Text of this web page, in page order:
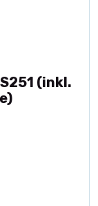
(inkl.